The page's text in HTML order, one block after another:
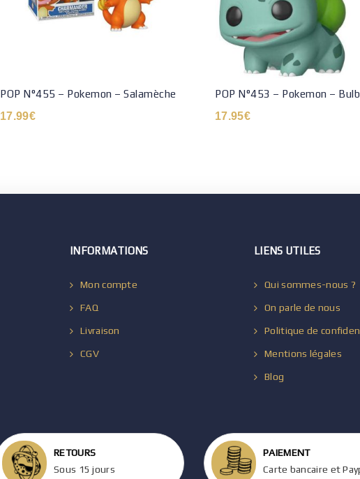
POP N°455 – Pokemon – Salamèche
17.99€
POP N°453 – Pokemon –
17.95€
INFORMATIONS
Mon compte
FAQ
Livraison
CGV
LIENS UTILES
Qui sommes-nous ?
On parle de nous
Politique de
Mentions légales
Blog
RETOURS
Sous 15 jours
PAIEMENT
Carte bancaire et